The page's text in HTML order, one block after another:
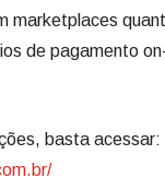
marketplaces
de pagamento
basta acessar: